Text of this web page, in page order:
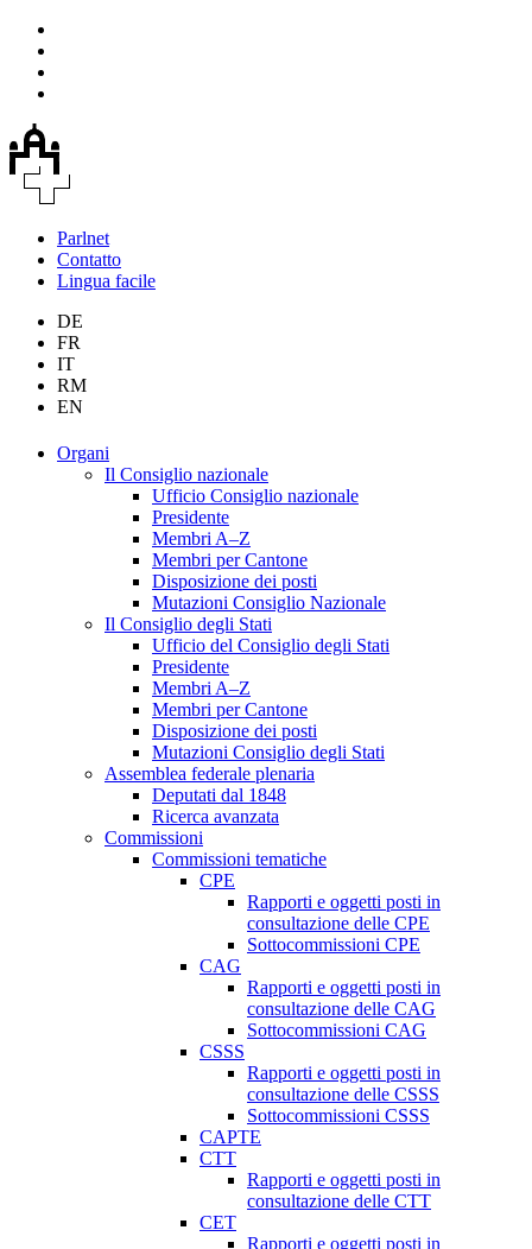
Parlnet
Contatto
Lingua facile
DE
FR
IT
RM
EN
Organi
Il Consiglio nazionale
Ufficio Consiglio nazionale
Presidente
Membri A–Z
Membri per Cantone
Disposizione dei posti
Mutazioni Consiglio Nazionale
Il Consiglio degli Stati
Ufficio del Consiglio degli Stati
Presidente
Membri A–Z
Membri per Cantone
Disposizione dei posti
Mutazioni Consiglio degli Stati
Assemblea federale plenaria
Deputati dal 1848
Ricerca avanzata
Commissioni
Commissioni tematiche
CPE
Rapporti e oggetti posti in
consultazione delle CPE
Sottocommissioni CPE
CAG
Rapporti e oggetti posti in
consultazione delle CAG
Sottocommissioni CAG
CSSS
Rapporti e oggetti posti in
consultazione delle CSSS
Sottocommissioni CSSS
CAPTE
CTT
Rapporti e oggetti posti in
consultazione delle CTT
CET
Rapporti e oggetti posti in